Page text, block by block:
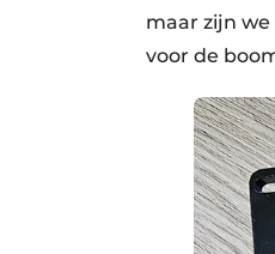
maar zijn
voor de